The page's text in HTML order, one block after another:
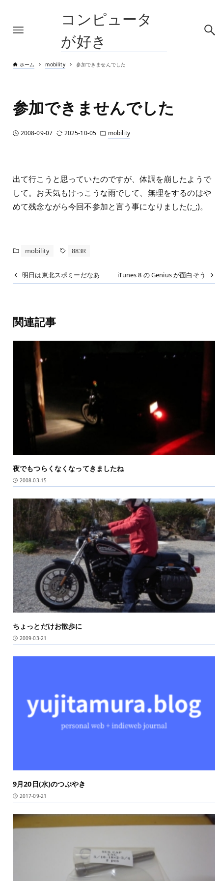
コンピュータ
が好き
ホーム mobility 参加できませんでした
参加できませんでした
2008-09-07 2025-10-05 mobility
出て行こうと思っていたのですが、体調を崩したようで
して。お天気もけっこうな雨でして、無理をするのはや
めて残念ながら今回不参加と言う事になりました(;_;)。
mobility 883R
明日は東北スポミーだなあ iTunes 8 の Genius が面白そう
関連記事
夜でもつらくなくなってきましたね
2008-03-15
ちょっとだけお散歩に
2009-03-21
9月20日(水)のつぶやき
2017-09-21